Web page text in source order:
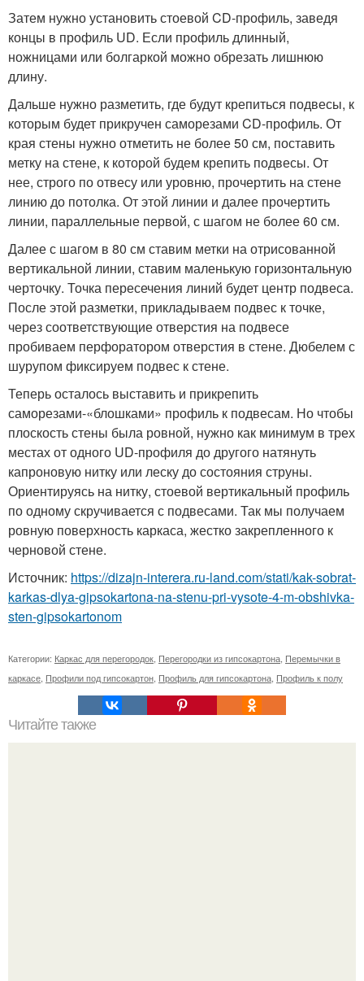
Затем нужно установить стоевой CD-профиль, заведя
концы в профиль UD. Если профиль длинный,
ножницами или болгаркой можно обрезать лишнюю
длину.
Дальше нужно разметить, где будут крепиться подвесы, к
которым будет прикручен саморезами CD-профиль. От
края стены нужно отметить не более 50 см, поставить
метку на стене, к которой будем крепить подвесы. От
нее, строго по отвесу или уровню, прочертить на стене
линию до потолка. От этой линии и далее прочертить
линии, параллельные первой, с шагом не более 60 см.
Далее с шагом в 80 см ставим метки на отрисованной
вертикальной линии, ставим маленькую горизонтальную
черточку. Точка пересечения линий будет центр подвеса.
После этой разметки, прикладываем подвес к точке,
через соответствующие отверстия на подвесе
пробиваем перфоратором отверстия в стене. Дюбелем с
шурупом фиксируем подвес к стене.
Теперь осталось выставить и прикрепить
саморезами-«блошками» профиль к подвесам. Но чтобы
плоскость стены была ровной, нужно как минимум в трех
местах от одного UD-профиля до другого натянуть
капроновую нитку или леску до состояния струны.
Ориентируясь на нитку, стоевой вертикальный профиль
по одному скручивается с подвесами. Так мы получаем
ровную поверхность каркаса, жестко закрепленного к
черновой стене.
Источник: https://dizajn-interera.ru-land.com/stati/kak-sobrat-
karkas-dlya-gipsokartona-na-stenu-pri-vysote-4-m-obshivka-
sten-gipsokartonom
Категории: Каркас для перегородок Перегородки из гипсокартона Перемычки в
каркасе Профили под гипсокартон Профиль для гипсокартона Профиль к полу
Читайте также